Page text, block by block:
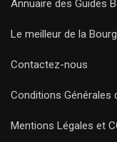
Annuaire des Guides
Le meilleur de la
Contactez-nous
Conditions Générales
Mentions Légales et